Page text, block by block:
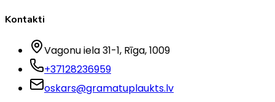
Kontakti
Vagonu iela 31-1, Rīga, 1009
+37128236959
oskars@gramatuplaukts.lv